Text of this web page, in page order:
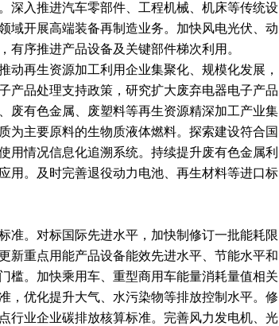
深入推进汽车零部件、工程机械、机床等传统设
域开展高端装备再制造业务。加快风电光伏、动
有序推进产品设备及关键部件梯次利用。
再生资源加工利用企业集聚化、规模化发展，
产品处理支持政策，研究扩大废弃电器电子产品
废有色金属、废塑料等再生资源精深加工产业集
为主要原料的生物质液体燃料。探索建设符合国
用情况信息化追溯系统。持续提升废有色金属利
用。及时完善退役动力电池、再生材料等进口标
。对标国际先进水平，加快制修订一批能耗限
新重点用能产品设备能效先进水平、节能水平和
槛。加快乘用车、重型商用车能量消耗量值相关
，优化提升大气、水污染物等排放控制水平。修
行业企业碳排放核算标准。完善风力发电机、光